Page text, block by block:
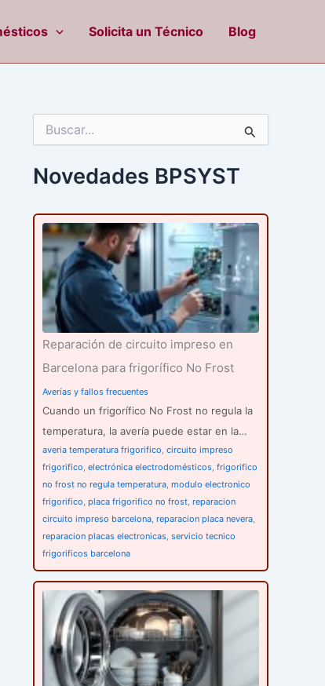
Solicita un Técnico Blog
c
a
p
Novedades BPSYST
Reparación de circuito impreso en
Barcelona para frigorífico No Frost
Averías y fallos frecuentes
Cuando un frigorífico No Frost no regula la
temperatura, la avería puede estar en la…
averia temperatura frigorifico, circuito impreso
frigorifico, electrónica electrodomésticos, frigorifico
no frost no regula temperatura, modulo electronico
frigorifico, placa frigorifico no frost, reparacion
circuito impreso barcelona, reparacion placa nevera,
reparacion placas electronicas, servicio tecnico
frigorificos barcelona